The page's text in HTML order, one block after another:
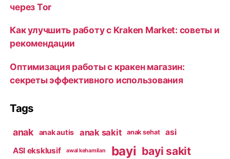
через Tor
Как улучшить работу с Kraken Market: советы и
рекомендации
Оптимизация работы с кракен магазин:
секреты эффективного использования
Tags
anak anak autis anak sakit anak sehat
asi
ASI eksklusif
awal kehamilan bayi bayi sakit